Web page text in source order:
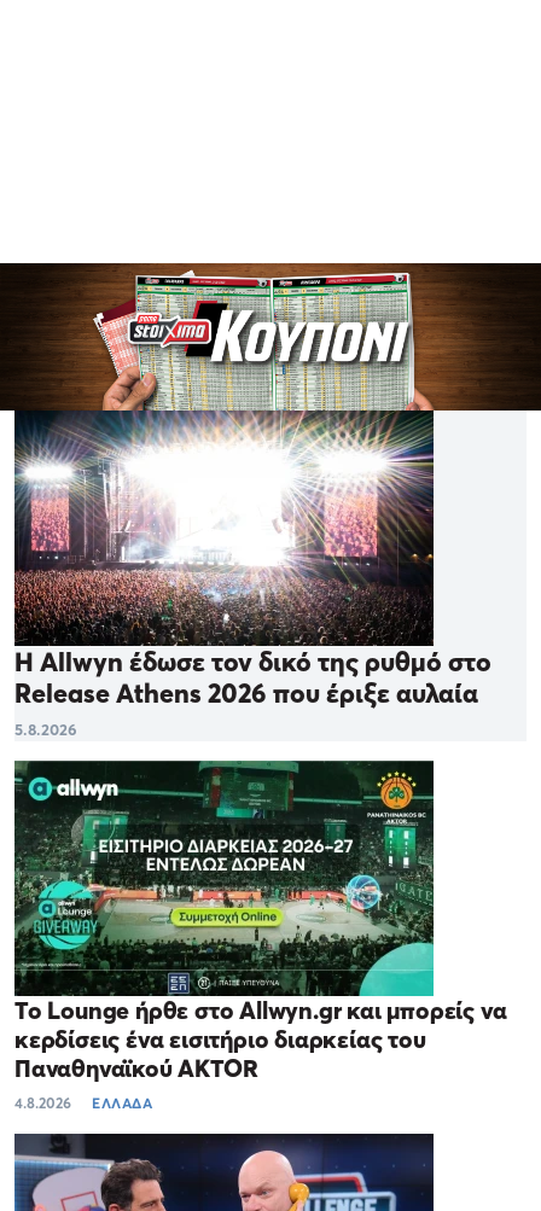
Η Allwyn έδωσε τον δικό της ρυθμό στο
Release Athens 2026 που έριξε αυλαία
5.8.2026
Το Lounge ήρθε στο Allwyn.gr και μπορείς να
κερδίσεις ένα εισιτήριο διαρκείας του
Παναθηναϊκού AKTOR
4.8.2026 ΕΛΛΑΔΑ